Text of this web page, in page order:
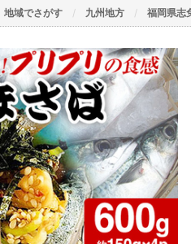
地域でさがす 九州地方 福岡県志